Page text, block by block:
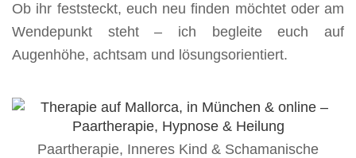
Ob ihr feststeckt, euch neu finden möchtet oder am
Wendepunkt steht – ich begleite euch auf
Augenhöhe, achtsam und lösungsorientiert.
Paartherapie, Inneres Kind & Schamanische